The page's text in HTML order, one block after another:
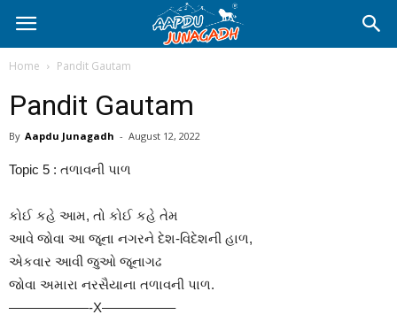
Home Pandit Gautam
Pandit Gautam
By Aapdu Junagadh - August 12, 2022
Topic 5 : તળાવની પાળ
કોઈ કહે આમ, તો કોઈ કહે તેમ
આવે જોવા આ જૂના નગરને દેશ-વિદેશની હાળ,
એકવાર આવી જુઓ જૂનાગઢ
જોવા અમારા નરસૈયાના તળાવની પાળ.
——————-X—————–